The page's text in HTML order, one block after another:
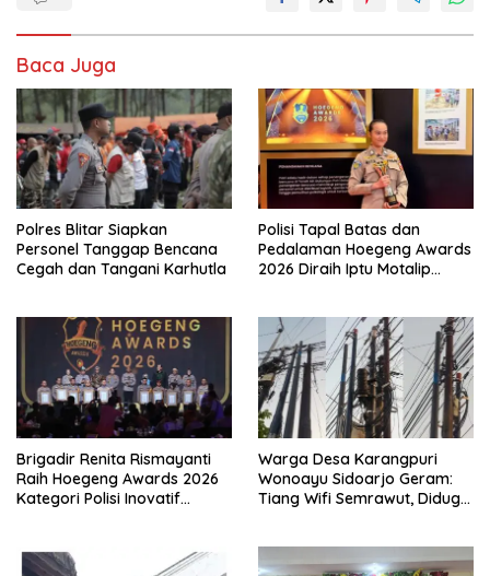
Baca Juga
Polres Blitar Siapkan
Personel Tanggap Bencana
Cegah dan Tangani Karhutla
Polisi Tapal Batas dan
Pedalaman Hoegeng Awards
2026 Diraih Iptu Motalip
Brigadir Renita Rismayanti
Raih Hoegeng Awards 2026
Kategori Polisi Inovatif
Warga Desa Karangpuri
Wonoayu Sidoarjo Geram:
Tiang Wifi Semrawut, Diduga
Pemilik Tanah